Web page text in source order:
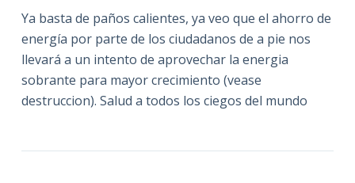
Ya basta de paños calientes, ya veo que el ahorro de
energía por parte de los ciudadanos de a pie nos
llevará a un intento de aprovechar la energia
sobrante para mayor crecimiento (vease
destruccion). Salud a todos los ciegos del mundo